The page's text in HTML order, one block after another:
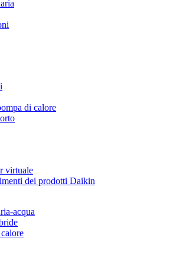
di calore
virtuale
dei prodotti Daikin
acqua